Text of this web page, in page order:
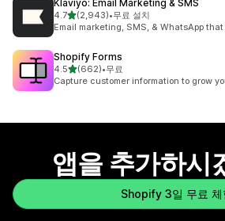
Klaviyo: Email Marketing & SMS
4.7별 5개 중
(2,943)
총 리뷰 2943개
•무료 설치
Email marketing, SMS, & WhatsApp
Shopify Forms
4.5별 5개 중
(662)
총 리뷰 662개
•무료
Capture customer information to grow
앱을 추가하시
Shopify 3일 무료 체